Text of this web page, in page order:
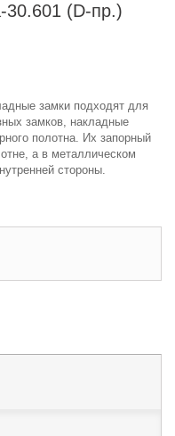
30.601 (D-пр.)
замки подходят для
замков, накладные
полотна. Их запорный
а в металлическом
стороны.